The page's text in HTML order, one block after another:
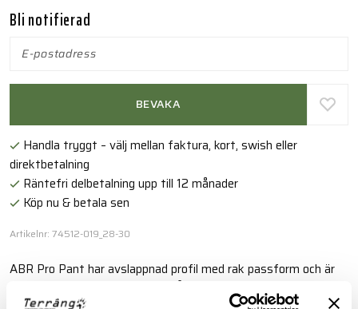
Bli notifierad
BEVAKA
Handla tryggt – välj mellan faktura, kort, swish eller
direktbetalning
Räntefri delbetalning upp till 12 månader
Köp nu & betala sen
Artikelnr: 74512-019_28-30
ABR Pro Pant har avslappnad profil med rak passform och är
tillverkade av robusta, men ändå lätta FlexLite Ripstop i
poly-/bomull med mekanisk stretch.